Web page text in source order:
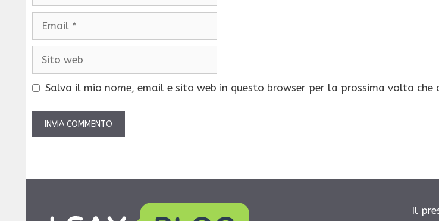
Email
Sito
Salva il mio nome, email e sito web in questo browser per la prossima volta che
Il